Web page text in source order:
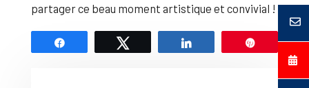
partager ce beau moment artistique et convivial !
Épingle